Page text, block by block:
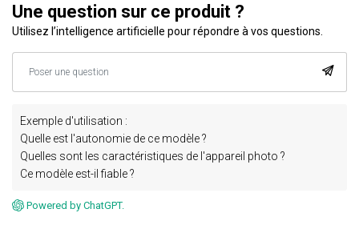
Une question sur ce produit ?
Utilisez l’intelligence artificielle pour répondre à vos questions.
Exemple d'utilisation :
Quelle est l'autonomie de ce modèle ?
Quelles sont les caractéristiques de l'appareil photo ?
Ce modèle est-il fiable ?
Powered by ChatGPT.